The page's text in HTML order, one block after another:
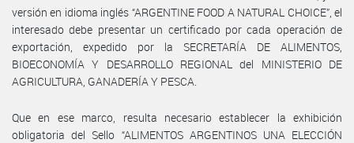
versión en idioma inglés “ARGENTINE FOOD A NATURAL CHOICE”, el
interesado debe presentar un certificado por cada operación de
exportación, expedido por la SECRETARÍA DE ALIMENTOS,
BIOECONOMÍA Y DESARROLLO REGIONAL del MINISTERIO DE
AGRICULTURA, GANADERÍA Y PESCA.
Que en ese marco, resulta necesario establecer la exhibición
obligatoria del Sello “ALIMENTOS ARGENTINOS UNA ELECCIÓN